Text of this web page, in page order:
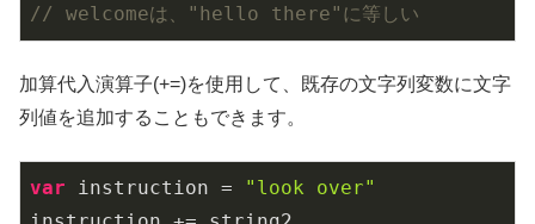
// welcomeは、"hello there"に等しい
加算代入演算子(+=)を使用して、既存の文字列変数に文字
列値を追加することもできます。
var instruction =
"look over"